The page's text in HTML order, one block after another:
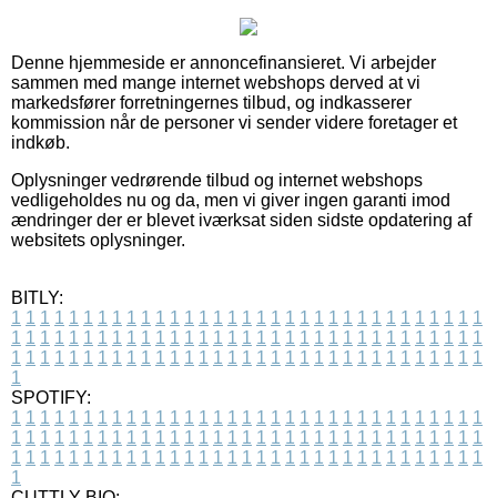
Denne hjemmeside er annoncefinansieret. Vi arbejder
sammen med mange internet webshops derved at vi
markedsfører forretningernes tilbud, og indkasserer
kommission når de personer vi sender videre foretager et
indkøb.
Oplysninger vedrørende tilbud og internet webshops
vedligeholdes nu og da, men vi giver ingen garanti imod
ændringer der er blevet iværksat siden sidste opdatering af
websitets oplysninger.
BITLY:
1 1 1 1 1 1 1 1 1 1 1 1 1 1 1 1 1 1 1 1 1 1 1 1 1 1 1 1 1 1 1 1 1
1 1 1 1 1 1 1 1 1 1 1 1 1 1 1 1 1 1 1 1 1 1 1 1 1 1 1 1 1 1 1 1 1
1 1 1 1 1 1 1 1 1 1 1 1 1 1 1 1 1 1 1 1 1 1 1 1 1 1 1 1 1 1 1 1 1
1
SPOTIFY:
1 1 1 1 1 1 1 1 1 1 1 1 1 1 1 1 1 1 1 1 1 1 1 1 1 1 1 1 1 1 1 1 1
1 1 1 1 1 1 1 1 1 1 1 1 1 1 1 1 1 1 1 1 1 1 1 1 1 1 1 1 1 1 1 1 1
1 1 1 1 1 1 1 1 1 1 1 1 1 1 1 1 1 1 1 1 1 1 1 1 1 1 1 1 1 1 1 1 1
1